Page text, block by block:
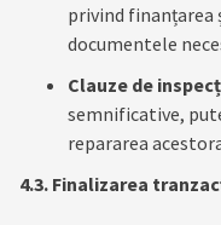
privind finanțarea
documentele
Clauze de
semnificative,
repararea
4.3. Finalizarea